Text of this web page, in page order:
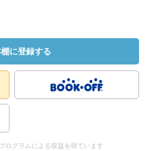
に登録する
ログラムによる収益を得ています